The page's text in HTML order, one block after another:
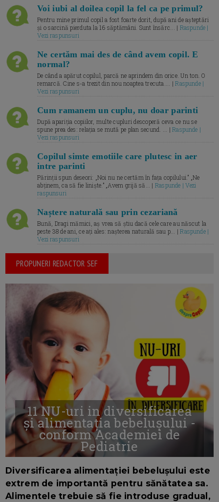
Voi iubi al doilea copil la fel ca pe primul?
Pentru mine primul copil a fost foarte dorit, după ani de așteptări
și o sarcină pierduta la 16 săptămâni. Sunt însărc... | Raspunde |
Vezi raspunsuri
Ne certăm mai des de când avem copil. E
normal?
De când a apărut copilul, parcă ne aprindem din orice. Un ton. O
remarcă. Cine s-a trezit din nou noaptea trecuta.... |Raspunde |
Vezi raspunsuri
Cum ramanem un cuplu, nu doar parinti
După apariția copiilor, multe cupluri descoperă ceva ce nu se
spune prea des: relația se mută pe plan secund. ... |Raspunde |
Vezi raspunsuri
Copilul simte emotiile care plutesc in aer
intre parinti
Părinții spun deseori: „Noi nu ne certăm în fața copilului.” „Ne
abținem, ca să fie liniște.” „Avem grijă să... | Raspunde | Vezi
raspunsuri
Naștere naturală sau prin cezariană
Bună, Dragi mămici, aș vrea să știu dacă cele care au născut la
peste 38 de ani, ce ați ales: nașterea naturală sau p... |Raspunde |
Vezi raspunsuri
PROPUNERI REDACTOR SEF
11 NU-uri in diversificarea
și alimentația bebelușului -
conform Academiei de
Pediatrie
Diversificarea alimentației bebelușului este
extrem de importantă pentru sănătatea sa.
Alimentele trebuie să fie introduse gradual,